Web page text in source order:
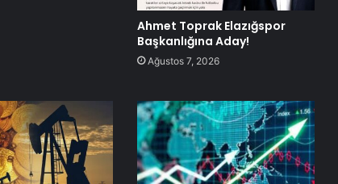
Ahmet Toprak Elazığspor
Başkanlığına Aday!
Ağustos 7, 2026